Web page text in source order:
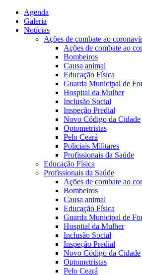
Agenda
Galeria
Notícias
Ações de combate ao
Ações de combate ao
Bombeiros
Causa animal
Educação Física
Guarda Municipal de
Hospital da Mulher
Inclusão Social
Inspeção Predial
Novo Código da Cidade
Optometristas
Pelo Ceará
Policiais Militares
Profissionais da Saúde
Educação Física
Profissionais da Saúde
Ações de combate ao
Bombeiros
Causa animal
Educação Física
Guarda Municipal de
Hospital da Mulher
Inclusão Social
Inspeção Predial
Novo Código da Cidade
Optometristas
Pelo Ceará